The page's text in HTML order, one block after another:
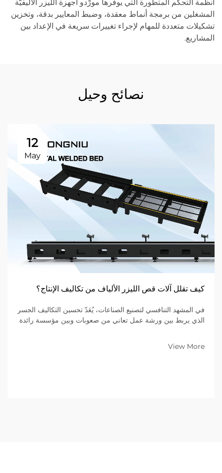
أنظمة التحكم المتطورة التي يوفّرها مورِّدو أجهزة الليزر الأليفيّة
المشغلين من برمجة أنماط معقدة، وضبط المعايير بدقة، وتخزين
تشكيلات متعددة للمهام لإجراء تغييرات سريعة في الإعداد بين
المشاريع.
نصائح وحيل
12
May
كيف تقلل آلات قص الليزر الألياف من تكاليف الإنتاج؟
في المشهد التنافسي لتصنيع الصناعات، يُعَدّ تحسين التكاليف الجسر
الذي يربط بين ورشة عمل تعاني من صعوبات وبين مؤسسة رائدة
أرضية المصنع تُحدِّد...
View More